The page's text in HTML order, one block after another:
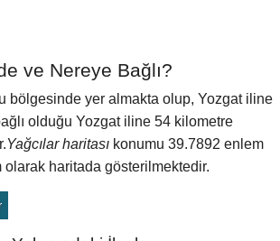
ve Nereye Bağlı?
bölgesinde yer almakta olup, Yozgat iline
olduğu Yozgat iline 54 kilometre
Yağcılar haritası konumu 39.7892 enlem
haritada gösterilmektedir.